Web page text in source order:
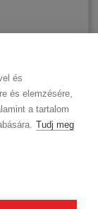
és
és elemzésére,
a tartalom
Tudj meg